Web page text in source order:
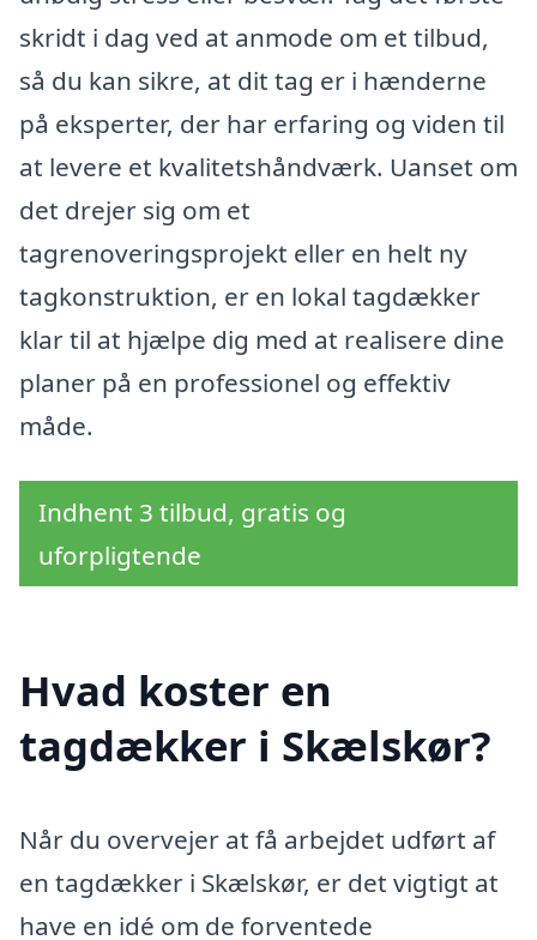
skridt i dag ved at anmode om et tilbud,
så du kan sikre, at dit tag er i hænderne
på eksperter, der har erfaring og viden til
at levere et kvalitetshåndværk. Uanset om
det drejer sig om et
tagrenoveringsprojekt eller en helt ny
tagkonstruktion, er en lokal tagdækker
klar til at hjælpe dig med at realisere dine
planer på en professionel og effektiv
måde.
Indhent 3 tilbud, gratis og
uforpligtende
Hvad koster en
tagdækker i Skælskør?
Når du overvejer at få arbejdet udført af
en tagdækker i Skælskør, er det vigtigt at
have en idé om de forventede